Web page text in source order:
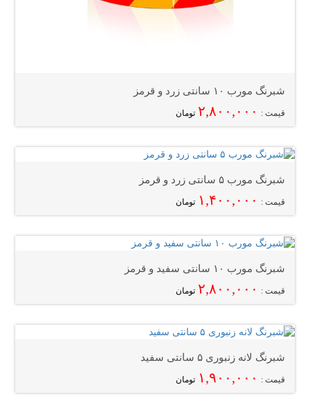
شبرنگ مورب ۱۰ سانتی زرد و قرمز
قیمت : ۲,۸۰۰,۰۰۰ تومان
شبرنگ مورب ۵ سانتی زرد و قرمز
قیمت : ۱,۴۰۰,۰۰۰ تومان
شبرنگ مورب ۱۰ سانتی سفید و قرمز
قیمت : ۲,۸۰۰,۰۰۰ تومان
شبرنگ لانه زنبوری ۵ سانتی سفید
قیمت : ۱,۹۰۰,۰۰۰ تومان